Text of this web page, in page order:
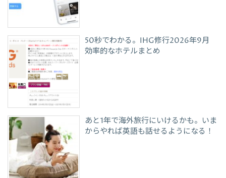
50秒でわかる。IHG修行2026年9月
効率的なホテルまとめ
あと1年で海外旅行にいけるかも。いま
からやれば英語も話せるようになる！